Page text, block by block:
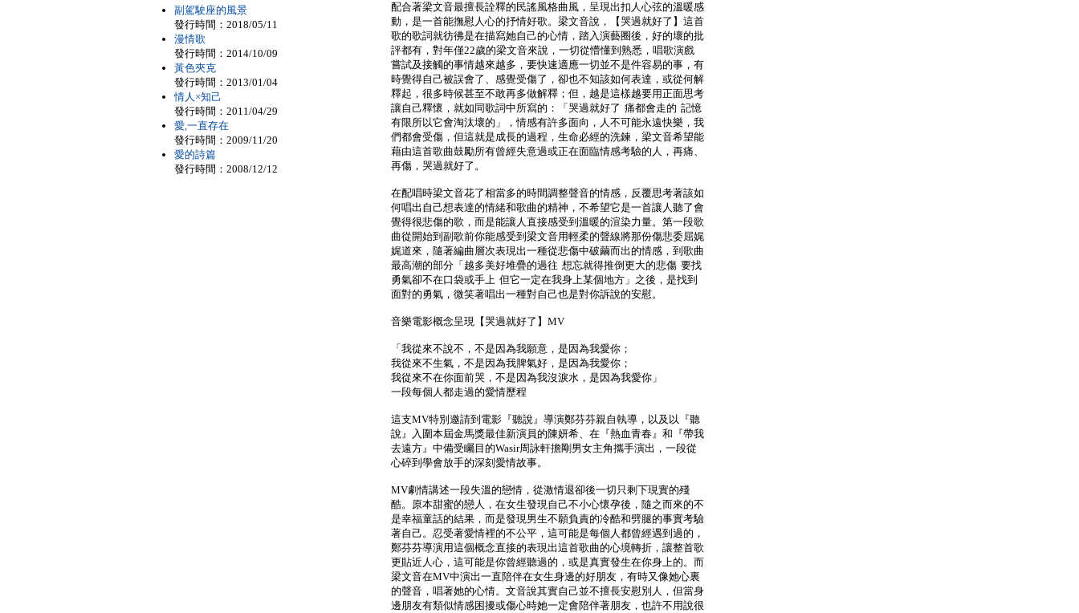
配合著梁文音最擅長詮釋的民謠風格曲風，呈現出扣人心弦的溫暖感
動，是一首能撫慰人心的抒情好歌。梁文音說，【哭過就好了】這首
歌的歌詞就彷彿是在描寫她自己的心情，踏入演藝圈後，好的壞的批
評都有，對年僅22歲的梁文音來說，一切從懵懂到熟悉，唱歌演戲
嘗試及接觸的事情越來越多，要快速適應一切並不是件容易的事，有
時覺得自己被誤會了、感覺受傷了，卻也不知該如何表達，或從何解
釋起，很多時候甚至不敢再多做解釋；但，越是這樣越要用正面思考
讓自己釋懷，就如同歌詞中所寫的：「哭過就好了 痛都會走的 記憶
有限所以它會淘汰壞的」，情感有許多面向，人不可能永遠快樂，我
們都會受傷，但這就是成長的過程，生命必經的洗鍊，梁文音希望能
藉由這首歌曲鼓勵所有曾經失意過或正在面臨情感考驗的人，再痛、
再傷，哭過就好了。
在配唱時梁文音花了相當多的時間調整聲音的情感，反覆思考著該如
何唱出自己想表達的情緒和歌曲的精神，不希望它是一首讓人聽了會
覺得很悲傷的歌，而是能讓人直接感受到溫暖的渲染力量。第一段歌
曲從開始到副歌前你能感受到梁文音用輕柔的聲線將那份傷悲委屈娓
娓道來，隨著編曲層次表現出一種從悲傷中破繭而出的情感，到歌曲
最高潮的部分「越多美好堆疊的過往 想忘就得推倒更大的悲傷 要找
勇氣卻不在口袋或手上 但它一定在我身上某個地方」之後，是找到
面對的勇氣，微笑著唱出一種對自己也是對你訴說的安慰。
音樂電影概念呈現【哭過就好了】MV
「我從來不說不，不是因為我願意，是因為我愛你；
我從來不生氣，不是因為我脾氣好，是因為我愛你；
我從來不在你面前哭，不是因為我沒淚水，是因為我愛你」
一段每個人都走過的愛情歷程
這支MV特別邀請到電影『聽說』導演鄭芬芬親自執導，以及以『聽
說』入圍本屆金馬獎最佳新演員的陳妍希、在『熱血青春』和『帶我
去遠方』中備受矚目的Wasir周詠軒擔剛男女主角攜手演出，一段從
心碎到學會放手的深刻愛情故事。
MV劇情講述一段失溫的戀情，從激情退卻後一切只剩下現實的殘
酷。原本甜蜜的戀人，在女生發現自己不小心懷孕後，隨之而來的不
是幸福童話的結果，而是發現男生不願負責的冷酷和劈腿的事實考驗
著自己。忍受著愛情裡的不公平，這可能是每個人都曾經遇到過的，
鄭芬芬導演用這個概念直接的表現出這首歌曲的心境轉折，讓整首歌
更貼近人心，這可能是你曾經聽過的，或是真實發生在你身上的。而
梁文音在MV中演出一直陪伴在女生身邊的好朋友，有時又像她心裏
的聲音，唱著她的心情。文音說其實自己並不擅長安慰別人，但當身
邊朋友有類似情感困擾或傷心時她一定會陪伴著朋友，也許不用說很
副駕駛座的風景
發行時間：2018/05/11
漫情歌
發行時間：2014/10/09
黃色夾克
發行時間：2013/01/04
情人×知己
發行時間：2011/04/29
愛,一直存在
發行時間：2009/11/20
愛的詩篇
發行時間：2008/12/12